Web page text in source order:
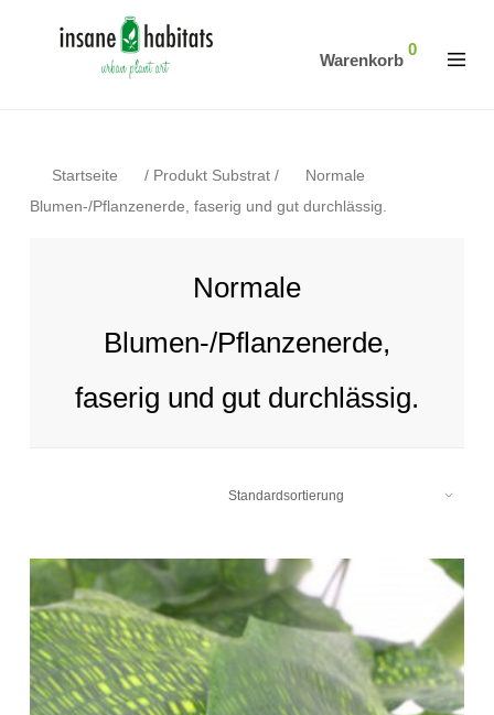
Warenkorb
0
Startseite / Produkt Substrat /
Normale
Blumen-/Pflanzenerde, faserig und gut durchlässig.
Normale
Blumen-/Pflanzenerde,
faserig und gut durchlässig.